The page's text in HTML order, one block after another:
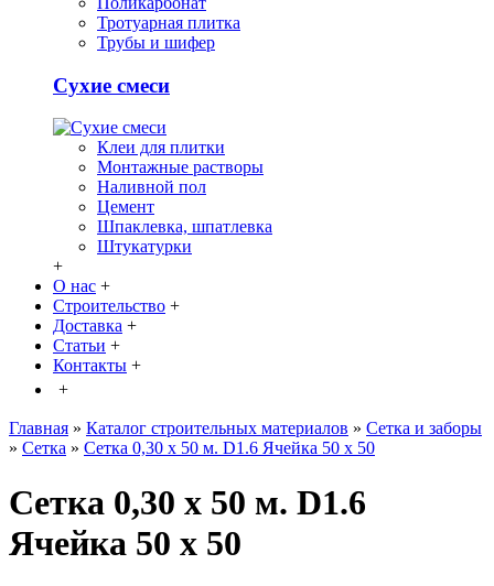
Тротуарная плитка
Трубы и шифер
Сухие смеси
Клеи для плитки
Монтажные растворы
Наливной пол
Цемент
Шпаклевка, шпатлевка
Штукатурки
+
О нас +
Строительство +
Доставка +
Статьи +
Контакты +
+
Главная » Каталог строительных материалов » Сетка и заборы
» Сетка » Сетка 0,30 х 50 м. D1.6 Ячейка 50 х 50
Сетка 0,30 х 50 м. D1.6
Ячейка 50 х 50